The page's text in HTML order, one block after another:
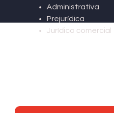
Administrativa
Prejurídica
Jurídico comercial